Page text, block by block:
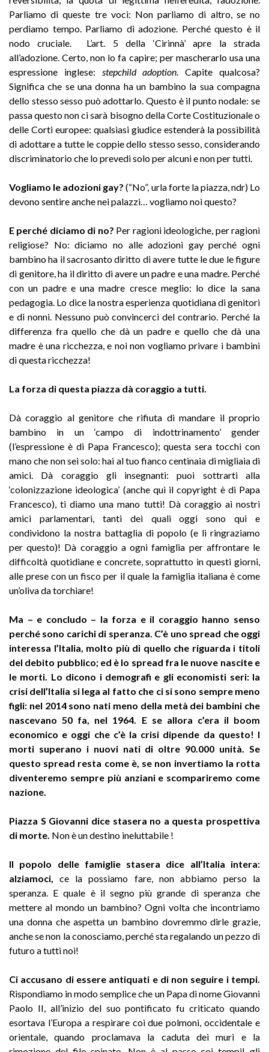
Parliamo di queste tre voci: Non parliamo di altro, se no
perdiamo tempo. Parliamo di adozione. Perché questo è il
nodo cruciale. L’art. 5 della ‘Cirinnà’ apre la strada
all’adozione. Certo, non lo fa capire; per mascherarlo usa una
espressione inglese: stepchild adoption . Capite qualcosa?
Significa che se una donna ha un bambino la sua compagna
dello stesso sesso può adottarlo. Questo è il punto nodale: se
passa questo non ci sarà bisogno della Corte Costituzionale o
delle Corti europee: qualsiasi giudice estenderà la possibilità
di adottare a tutte le coppie dello stesso sesso, considerando
discriminatorio che lo prevedi solo per alcuni e non per tutti.
Vogliamo le adozioni gay? (“No”, urla forte la piazza, ndr) Lo
devono sentire anche nei palazzi… vogliamo noi questo?
E perché diciamo di no? Per ragioni ideologiche, per ragioni
religiose? No: diciamo no alle adozioni gay perché ogni
bambino ha il sacrosanto diritto di avere tutte le due le figure
di genitore, ha il diritto di avere un padre e una madre. Perché
con un padre e una madre cresce meglio: lo dice la sana
pedagogia. Lo dice la nostra esperienza quotidiana di genitori
e di nonni. Nessuno può convincerci del contrario. Perché la
differenza fra quello che dà un padre e quello che dà una
madre è una ricchezza, e noi non vogliamo privare i bambini
di questa ricchezza!
La forza di questa piazza dà coraggio a tutti.
Dà coraggio al genitore che rifiuta di mandare il proprio
bambino in un ‘campo di indottrinamento’ gender
(l’espressione è di Papa Francesco); questa sera tocchi con
mano che non sei solo: hai al tuo fianco centinaia di migliaia di
amici. Dà coraggio gli insegnanti: puoi sottrarti alla
‘colonizzazione ideologica’ (anche qui il copyright è di Papa
Francesco), ti diamo una mano tutti! Dà coraggio ai nostri
amici parlamentari, tanti dei quali oggi sono qui e
condividono la nostra battaglia di popolo (e li ringraziamo
per questo)! Dà coraggio a ogni famiglia per affrontare le
difficoltà quotidiane e concrete, soprattutto in questi giorni,
alle prese con un fisco per il quale la famiglia italiana è come
un’oliva da torchiare!
Ma – e concludo – la forza e il coraggio hanno senso
perché sono carichi di speranza. C’è uno spread che oggi
interessa l’Italia, molto più di quello che riguarda i titoli
del debito pubblico; ed è lo spread fra le nuove nascite e
le morti. Lo dicono i demografi e gli economisti seri: la
crisi dell’Italia si lega al fatto che ci si sono sempre meno
figli: nel 2014 sono nati meno della metà dei bambini che
nascevano 50 fa, nel 1964. E se allora c’era il boom
economico e oggi che c’è la crisi dipende da questo! I
morti superano i nuovi nati di oltre 90.000 unità. Se
questo spread resta come è, se non invertiamo la rotta
diventeremo sempre più anziani e scompariremo come
nazione.
Piazza S Giovanni dice stasera no a questa prospettiva
di morte. Non è un destino ineluttabile !
Il popolo delle famiglie stasera dice all’Italia intera:
alziamoci,
ce la possiamo fare, non abbiamo perso la
speranza. E quale è il segno più grande di speranza che
mettere al mondo un bambino? Ogni volta che incontriamo
una donna che aspetta un bambino dovremmo dirle grazie,
anche se non la conosciamo, perché sta regalando un pezzo di
futuro a tutti noi!
Ci accusano di essere antiquati e di non seguire i tempi.
Rispondiamo in modo semplice che un Papa di nome Giovanni
Paolo II, all’inizio del suo pontificato fu criticato quando
esortava l’Europa a respirare coi due polmoni, occidentale e
orientale, quando proclamava la caduta dei muri e la